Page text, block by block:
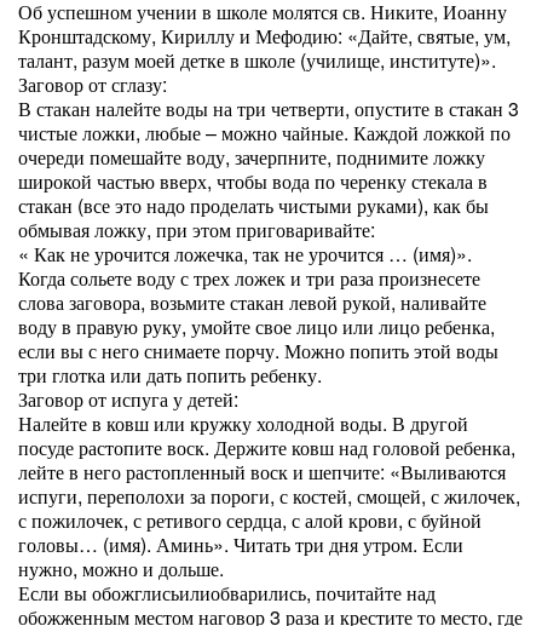
Об успешном учении в школе молятся св. Никите, Иоанну
Кронштадскому, Кириллу и Мефодию: «Дайте, святые, ум,
талант, разум моей детке в школе (училище, институте)».
Заговор от сглазу:
В стакан налейте воды на три четверти, опустите в стакан 3
чистые ложки, любые – можно чайные. Каждой ложкой по
очереди помешайте воду, зачерпните, поднимите ложку
широкой частью вверх, чтобы вода по черенку стекала в
стакан (все это надо проделать чистыми руками), как бы
обмывая ложку, при этом приговаривайте:
« Как не урочится ложечка, так не урочится … (имя)».
Когда сольете воду с трех ложек и три раза произнесете
слова заговора, возьмите стакан левой рукой, наливайте
воду в правую руку, умойте свое лицо или лицо ребенка,
если вы с него снимаете порчу. Можно попить этой воды
три глотка или дать попить ребенку.
Заговор от испуга у детей:
Налейте в ковш или кружку холодной воды. В другой
посуде растопите воск. Держите ковш над головой ребенка,
лейте в него растопленный воск и шепчите: «Выливаются
испуги, переполохи за пороги, с костей, смощей, с жилочек,
с пожилочек, с ретивого сердца, с алой крови, с буйной
головы… (имя). Аминь». Читать три дня утром. Если
нужно, можно и дольше.
Если вы обожглисьилиобварились, почитайте над
обожженным местом наговор 3 раза и крестите то место, где